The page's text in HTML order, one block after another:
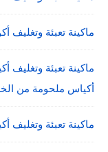
ماكينة تعبئة وتغليف
ماكينة تعبئة وتغليف
أكياس ملحومة من
ماكينة تعبئة وتغليف